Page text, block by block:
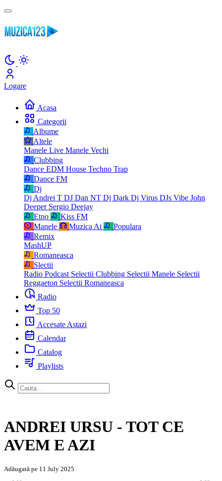
Logare
Acasa
Categorii
Albume
Altele
Manele Live Manele Vechi
Clubbing
Dance EDM House Techno Trap
Dance FM
Dj
Dj Andrei T DJ Dan NT Dj Dark Dj Virus DJs Vibe John
Deeper Sergio Deejay
Etno
Kiss FM
Manele
Muzica Ai
Populara
Remix
MashUP
Romaneasca
Slectii
Radio Podcast Selectii Clubbing Selectii Manele Selectii
Reggaeton Selectii Romaneasca
Radio
Top 50
Accesate Astazi
Calendar
Catalog
Playlists
ANDREI URSU - TOT CE
AVEM E AZI
Adăugată pe 11 July 2025